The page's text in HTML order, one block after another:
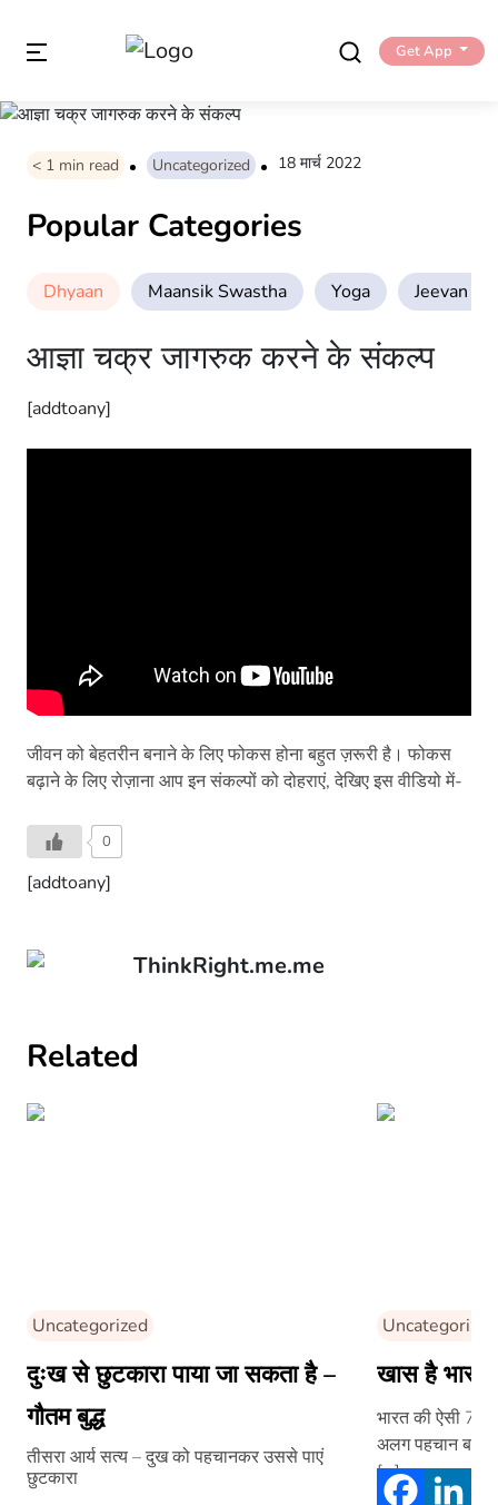
Get App
< 1 min read Uncategorized 18 मार्च 2022
Popular Categories
Dhyaan Maansik Swastha Yoga Jeevan
आज्ञा चक्र जागरुक करने के संकल्प
[addtoany]
जीवन को बेहतरीन बनाने के लिए फोकस होना बहुत ज़रूरी है। फोकस
बढ़ाने के लिए रोज़ाना आप इन संकल्पों को दोहराएं, देखिए इस वीडियो में-
0
[addtoany]
ThinkRight.me.me
Related
Uncategorized
दुःख से छुटकारा पाया जा सकता है –
गौतम बुद्ध
तीसरा आर्य सत्य – दुख को पहचानकर उससे पाएं
छुटकारा
Uncategorized
खास है भारत
भारत की ऐसी 7
अलग पहचान बनी
[…]